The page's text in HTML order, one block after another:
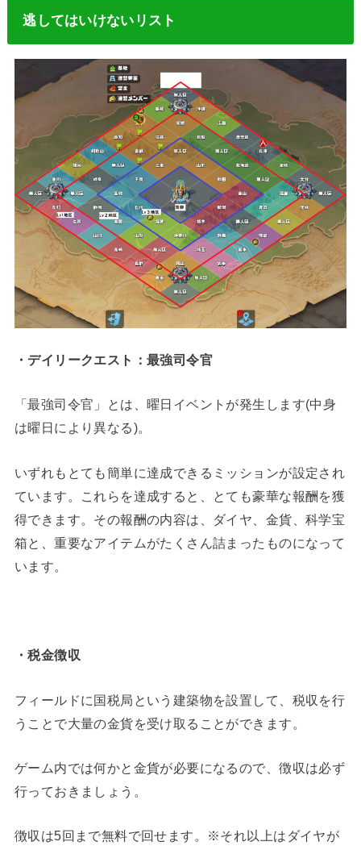
逃してはいけないリスト
・デイリークエスト：最強司令官
「最強司令官」とは、曜日イベントが発生します(中身
は曜日により異なる)。
いずれもとても簡単に達成できるミッションが設定され
ています。これらを達成すると、とても豪華な報酬を獲
得できます。その報酬の内容は、ダイヤ、金貨、科学宝
箱と、重要なアイテムがたくさん詰まったものになって
います。
・税金徴収
フィールドに国税局という建築物を設置して、税収を行
うことで大量の金貨を受け取ることができます。
ゲーム内では何かと金貨が必要になるので、徴収は必ず
行っておきましょう。
徴収は5回まで無料で回せます。※それ以上はダイヤが